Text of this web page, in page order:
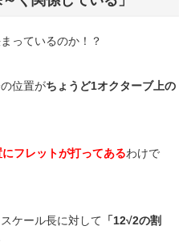
っているのか！？
位置がちょうど1オクターブ上の
フレットが打ってあるわけで
ケール長に対して 「12√2の割